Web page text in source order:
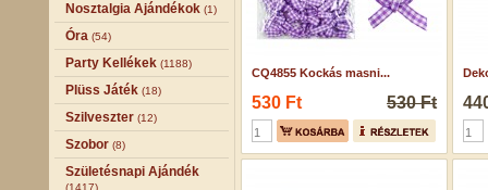
Nosztalgia Ajándékok (1)
Óra (54)
Party Kellékek (1188)
Plüss Játék (18)
Szilveszter (12)
Szobor (8)
Születésnapi Ajándék
(1417)
CQ4855 Kockás masni...
530 Ft 530 Ft